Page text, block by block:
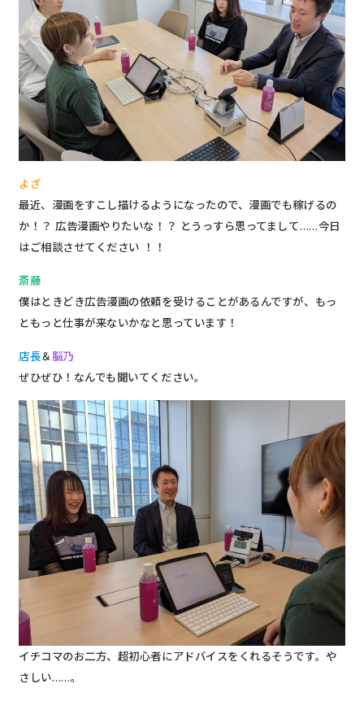
よざ
最近、漫画をすこし描けるようになったので、漫画でも稼げるの
か！？ 広告漫画やりたいな！？ とうっすら思ってまして……今日
はご相談させてください ！！
斎藤
僕はときどき広告漫画の依頼を受けることがあるんですが、もっ
ともっと仕事が来ないかなと思っています！
店長＆ 脳乃
ぜひぜひ！なんでも聞いてください。
イチコマのお二方、超初心者にアドバイスをくれるそうです。や
さしい……。